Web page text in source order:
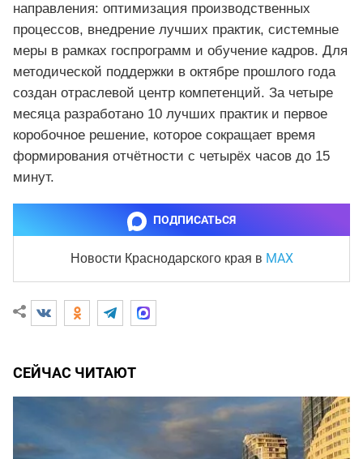
направления: оптимизация производственных
процессов, внедрение лучших практик, системные
меры в рамках госпрограмм и обучение кадров. Для
методической поддержки в октябре прошлого года
создан отраслевой центр компетенций. За четыре
месяца разработано 10 лучших практик и первое
коробочное решение, которое сокращает время
формирования отчётности с четырёх часов до 15
минут.
ПОДПИСАТЬСЯ
Новости Краснодарского края в MAX
СЕЙЧАС ЧИТАЮТ